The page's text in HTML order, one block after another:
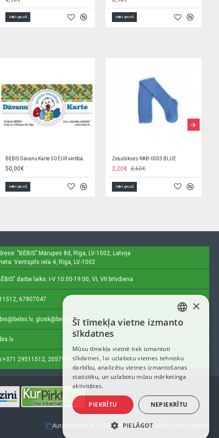
Ielikt grozā Ielikt grozā
Elektroniskais seifs-krājkase 23545
11,90€
Ielikt grozā
15,50€
Ielikt grozā
"BĒBIS" Mārupes 8d, Rīga, LV-1002, Latvija
Ventspils iela 4, Rīga, LV-1002
darba laiks: I-V 10:00-19:00, VI, VII brīvdiena
67807047
glosk@bebis.lv
+371 29511512, 20579272 (tikai ziņojumi)
Autortiesības © 2023, Bebis.lv, Visas tiesības aizsargātas
LATVIAN
ENGLISH
×
Šī tīmekļa vietne izmanto
sīkdatnes
Mūsu tīmekļa vietnē tiek izmantoti
sīkdatnes, lai uzlabotu vietnes tehnisku
darbību, analizētu vietnes izmantošanas
statistiku, un uzlabotu mūsu mārketinga
aktivitātes.
PIEKRĪTU NEPIEKRĪTU
PIELĀGOT